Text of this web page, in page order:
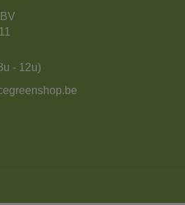
- 12u)